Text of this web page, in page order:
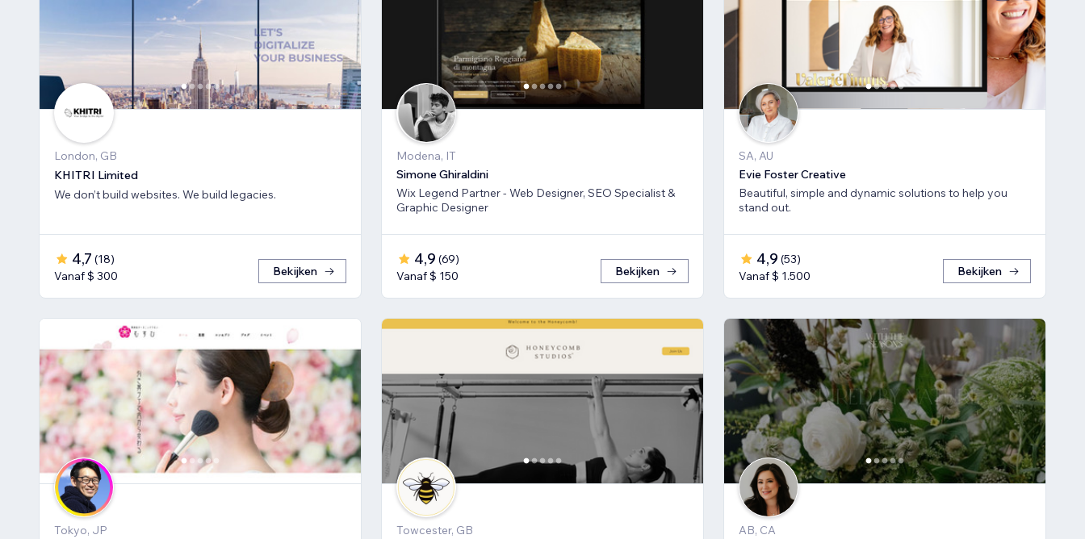
London, GB
KHITRI Limited
We don’t build websites. We build legacies.
4,7 (18)
Vanaf $ 300
Bekijken
Modena, IT
Simone Ghiraldini
Wix Legend Partner - Web Designer, SEO Specialist &
Graphic Designer
4,9 (69)
Vanaf $ 150
Bekijken
SA, AU
Evie Foster Creative
Beautiful, simple and dynamic solutions to help you
stand out.
4,9 (53)
Vanaf $ 1.500
Bekijken
Tokyo, JP
Towcester, GB
AB, CA